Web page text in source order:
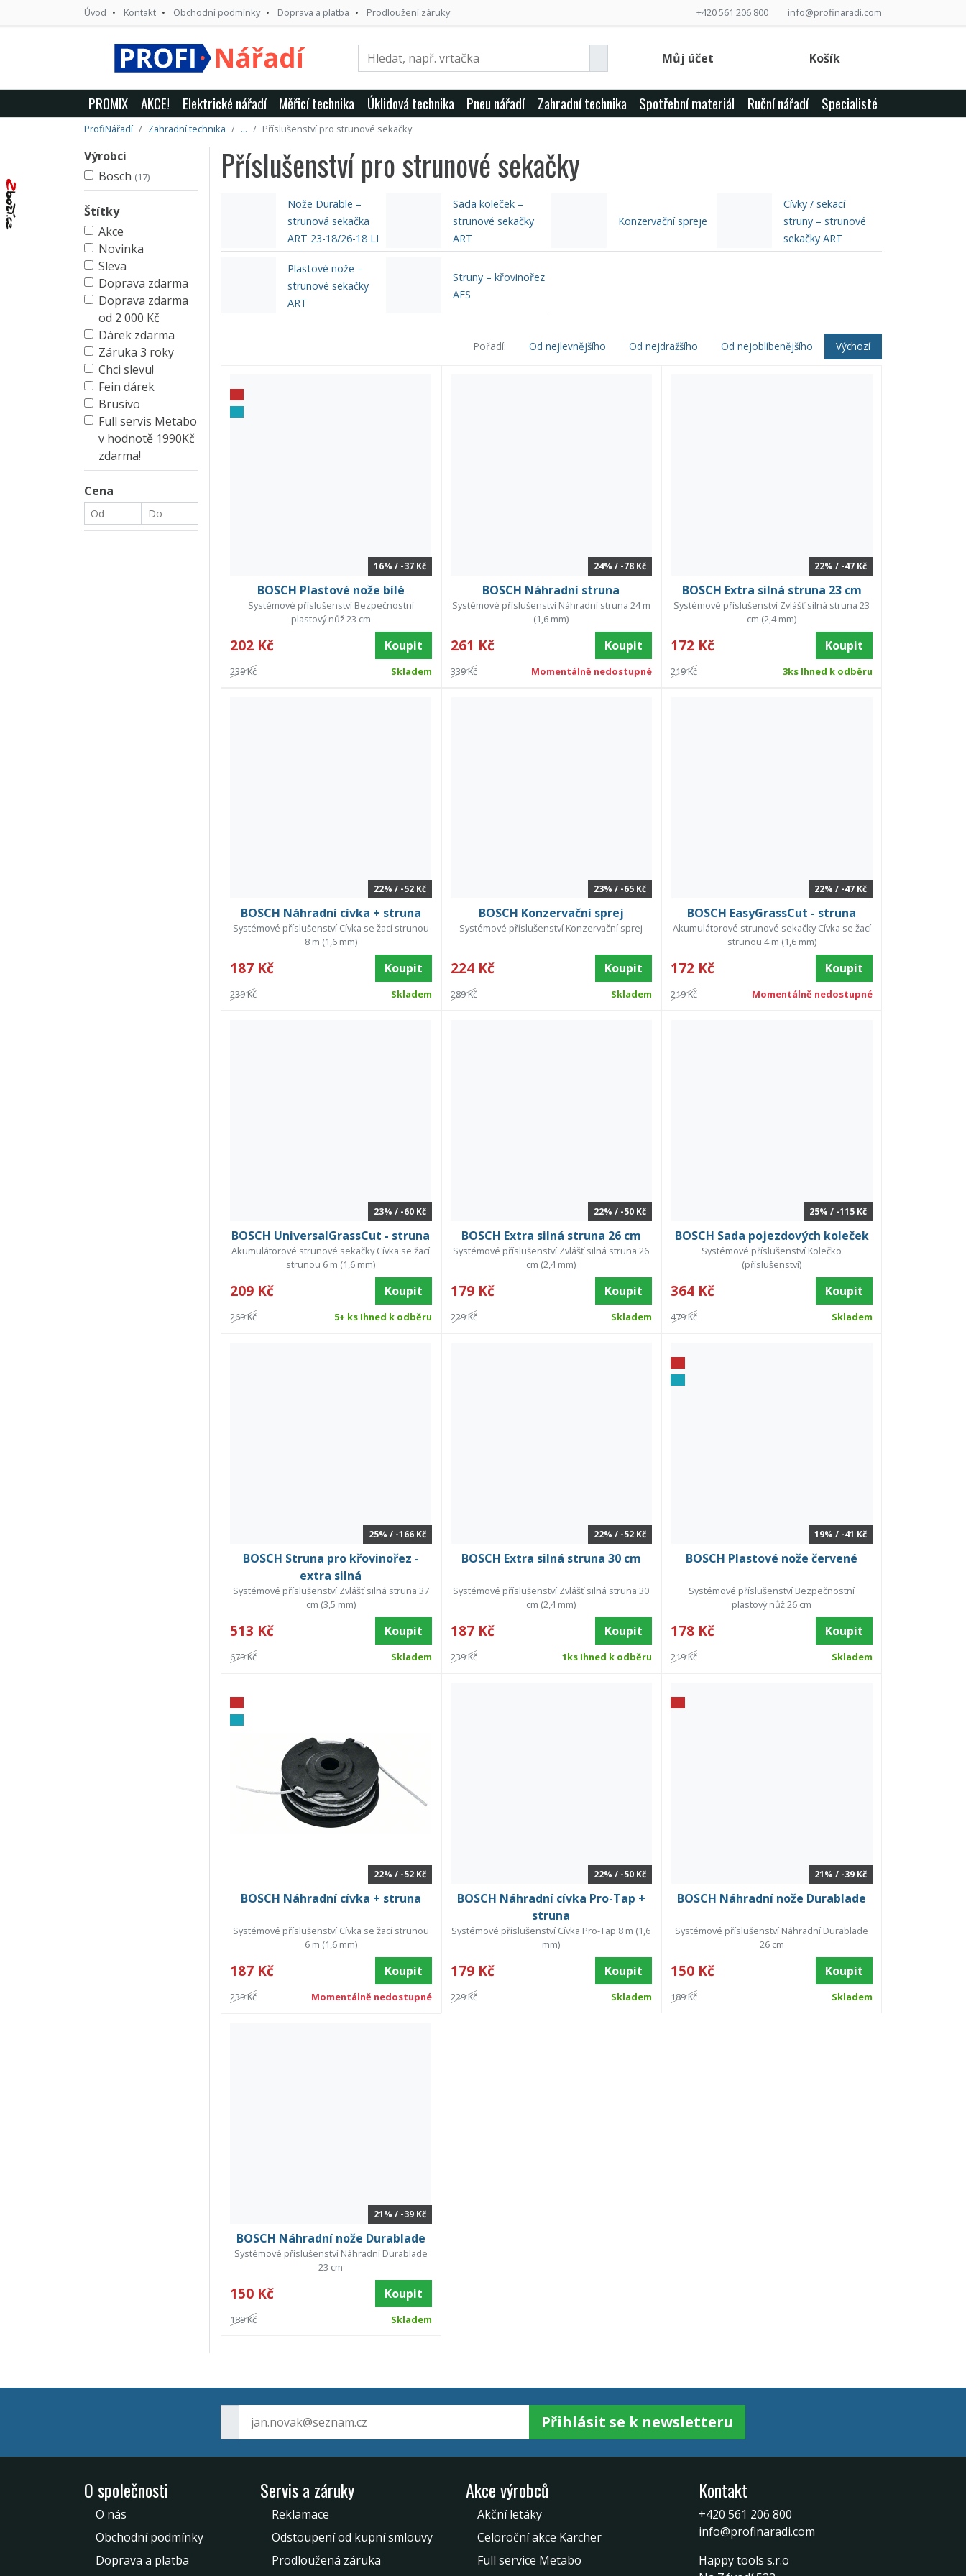
Úvod Kontakt Obchodní podmínky Doprava a platba Prodloužení záruky +420 561 206 800 info@profinaradi.com
Můj účet Košík
PROMIX AKCE! Elektrické nářadí Měřicí technika Úklidová technika Pneu nářadí Zahradní technika Spotřební materiál Ruční nářadí Specialisté
ProfiNářadí Zahradní technika ... Příslušenství pro strunové sekačky
Výrobci
Bosch (17)
Štítky
Akce
Novinka
Sleva
Doprava zdarma
Doprava zdarma
od 2 000 Kč
Dárek zdarma
Záruka 3 roky
Chci slevu!
Fein dárek
Brusivo
Full servis Metabo
v hodnotě 1990Kč
zdarma!
Cena
Příslušenství pro strunové sekačky
Nože Durable –
strunová sekačka
ART 23-18/26-18 LI
Sada koleček –
strunové sekačky
ART
Konzervační spreje
Cívky / sekací
struny – strunové
sekačky ART
Plastové nože –
strunové sekačky
ART
Struny – křovinořez
AFS
Pořadí: Od nejlevnějšího Od nejdražšího Od nejoblíbenějšího Výchozí
16% / -37 Kč
BOSCH Plastové nože bílé
Systémové příslušenství Bezpečnostní
plastový nůž 23 cm
202 Kč Koupit
239 Kč Skladem
24% / -78 Kč
BOSCH Náhradní struna
Systémové příslušenství Náhradní struna 24 m
(1,6 mm)
261 Kč Koupit
339 Kč Momentálně nedostupné
22% / -47 Kč
BOSCH Extra silná struna 23 cm
Systémové příslušenství Zvlášť silná struna 23
cm (2,4 mm)
172 Kč Koupit
219 Kč 3ks Ihned k odběru
22% / -52 Kč
BOSCH Náhradní cívka + struna
Systémové příslušenství Cívka se žací strunou
8 m (1,6 mm)
187 Kč Koupit
239 Kč Skladem
23% / -65 Kč
BOSCH Konzervační sprej
Systémové příslušenství Konzervační sprej
224 Kč Koupit
289 Kč Skladem
22% / -47 Kč
BOSCH EasyGrassCut - struna
Akumulátorové strunové sekačky Cívka se žací
strunou 4 m (1,6 mm)
172 Kč Koupit
219 Kč Momentálně nedostupné
23% / -60 Kč
BOSCH UniversalGrassCut - struna
Akumulátorové strunové sekačky Cívka se žací
strunou 6 m (1,6 mm)
209 Kč Koupit
269 Kč 5+ ks Ihned k odběru
22% / -50 Kč
BOSCH Extra silná struna 26 cm
Systémové příslušenství Zvlášť silná struna 26
cm (2,4 mm)
179 Kč Koupit
229 Kč Skladem
25% / -115 Kč
BOSCH Sada pojezdových koleček
Systémové příslušenství Kolečko
(příslušenství)
364 Kč Koupit
479 Kč Skladem
25% / -166 Kč
BOSCH Struna pro křovinořez -
extra silná
Systémové příslušenství Zvlášť silná struna 37
cm (3,5 mm)
513 Kč Koupit
679 Kč Skladem
22% / -52 Kč
BOSCH Extra silná struna 30 cm
Systémové příslušenství Zvlášť silná struna 30
cm (2,4 mm)
187 Kč Koupit
239 Kč 1ks Ihned k odběru
19% / -41 Kč
BOSCH Plastové nože červené
Systémové příslušenství Bezpečnostní
plastový nůž 26 cm
178 Kč Koupit
219 Kč Skladem
22% / -52 Kč
BOSCH Náhradní cívka + struna
Systémové příslušenství Cívka se žací strunou
6 m (1,6 mm)
187 Kč Koupit
239 Kč Momentálně nedostupné
22% / -50 Kč
BOSCH Náhradní cívka Pro-Tap +
struna
Systémové příslušenství Cívka Pro-Tap 8 m (1,6
mm)
179 Kč Koupit
229 Kč Skladem
21% / -39 Kč
BOSCH Náhradní nože Durablade
Systémové příslušenství Náhradní Durablade
26 cm
150 Kč Koupit
189 Kč Skladem
21% / -39 Kč
BOSCH Náhradní nože Durablade
Systémové příslušenství Náhradní Durablade
23 cm
150 Kč Koupit
189 Kč Skladem
Přihlásit se k newsletteru
O společnosti
O nás
Obchodní podmínky
Doprava a platba
Servis a záruky
Reklamace
Odstoupení od kupní smlouvy
Prodloužená záruka
Akce výrobců
Akční letáky
Celoroční akce Karcher
Full service Metabo
Kontakt
+420 561 206 800
info@profinaradi.com
Happy tools s.r.o